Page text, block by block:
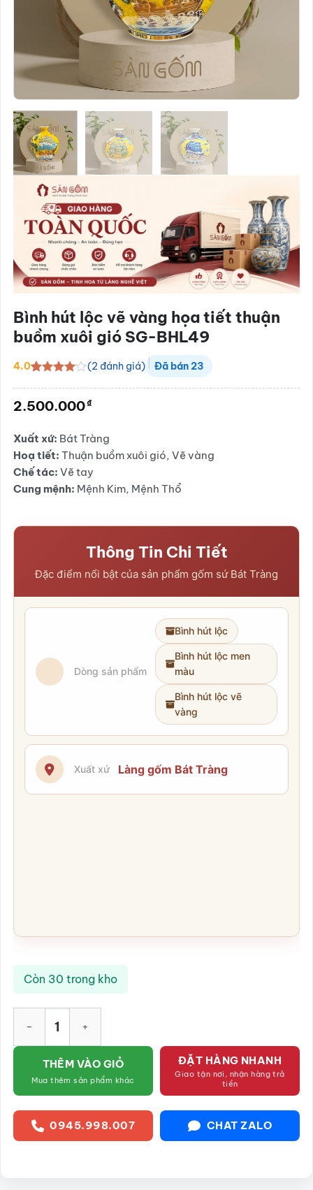
Bình hút lộc vẽ vàng họa tiết thuận
buồm xuôi gió SG-BHL49
4.0
trênđánh
(2 đánh giá) Đã bán23
2.500.000₫
Xuất xứ: Bát Tràng
Hoạ tiết: Thuận buồm xuôi gió, Vẽ vàng
Chế tác: Vẽ tay
Cung mệnh: Mệnh Kim, Mệnh Thổ
Thông Tin Chi Tiết
Đặc điểm nổi bật của sản phẩm gốm sứ Bát Tràng
Dòng sản phẩm
Bình hút lộc
Bình hút lộc men
màu
Bình hút lộc vẽ
vàng
Xuất xứ Làng gốm Bát Tràng
Còn 30 trong kho
THÊM VÀO GIỎ
Mua thêm sản phẩm khác
ĐẶT HÀNG NHANH
Giao tận nơi, nhận hàng trả
tiền
0945.998.007 CHAT ZALO